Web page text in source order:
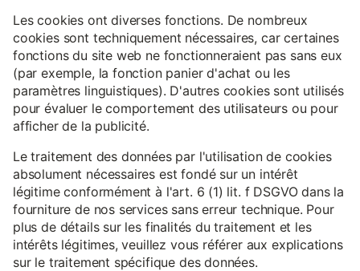
Les cookies ont diverses fonctions. De nombreux
cookies sont techniquement nécessaires, car certaines
fonctions du site web ne fonctionneraient pas sans eux
(par exemple, la fonction panier d'achat ou les
paramètres linguistiques). D'autres cookies sont utilisés
pour évaluer le comportement des utilisateurs ou pour
afficher de la publicité.
Le traitement des données par l'utilisation de cookies
absolument nécessaires est fondé sur un intérêt
légitime conformément à l'art. 6 (1) lit. f DSGVO dans la
fourniture de nos services sans erreur technique. Pour
plus de détails sur les finalités du traitement et les
intérêts légitimes, veuillez vous référer aux explications
sur le traitement spécifique des données.